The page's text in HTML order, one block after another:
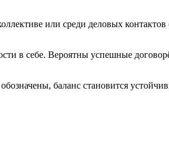
или среди деловых контактов
в себе. Вероятны успешные
баланс становится